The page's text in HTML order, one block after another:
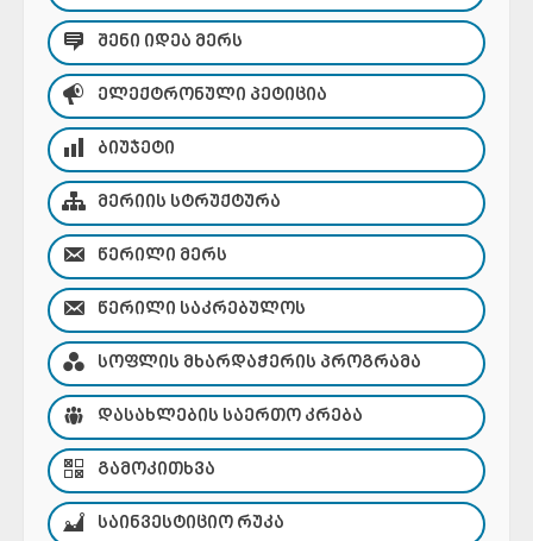
ᲨᲔᲜᲘ ᲘᲓᲔᲐ ᲛᲔᲠᲡ
ᲔᲚᲔᲥᲢᲠᲝᲜᲣᲚᲘ ᲞᲔᲢᲘᲪᲘᲐ
ᲑᲘᲣᲯᲔᲢᲘ
ᲛᲔᲠᲘᲘᲡ ᲡᲢᲠᲣᲥᲢᲣᲠᲐ
ᲬᲔᲠᲘᲚᲘ ᲛᲔᲠᲡ
ᲬᲔᲠᲘᲚᲘ ᲡᲐᲙᲠᲔᲑᲣᲚᲝᲡ
ᲡᲝᲤᲚᲘᲡ ᲛᲮᲐᲠᲓᲐᲭᲔᲠᲘᲡ ᲞᲠᲝᲒᲠᲐᲛᲐ
ᲓᲐᲡᲐᲮᲚᲔᲑᲘᲡ ᲡᲐᲔᲠᲗᲝ ᲙᲠᲔᲑᲐ
ᲒᲐᲛᲝᲙᲘᲗᲮᲕᲐ
ᲡᲐᲘᲜᲕᲔᲡᲢᲘᲪᲘᲝ ᲠᲣᲙᲐ